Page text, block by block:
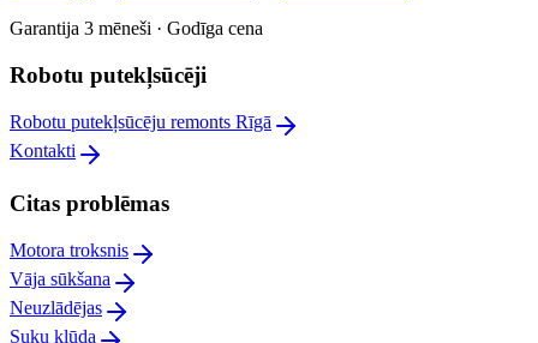
Garantija 3 mēneši · Godīga cena
Robotu putekļsūcēji
Robotu putekļsūcēju remonts Rīgā
Kontakti
Citas problēmas
Motora troksnis
Vāja sūkšana
Neuzlādējas
Suku kļūda